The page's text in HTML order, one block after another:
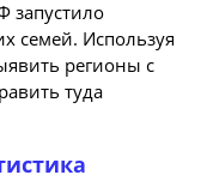
запустило
семей. Используя
регионы с
туда